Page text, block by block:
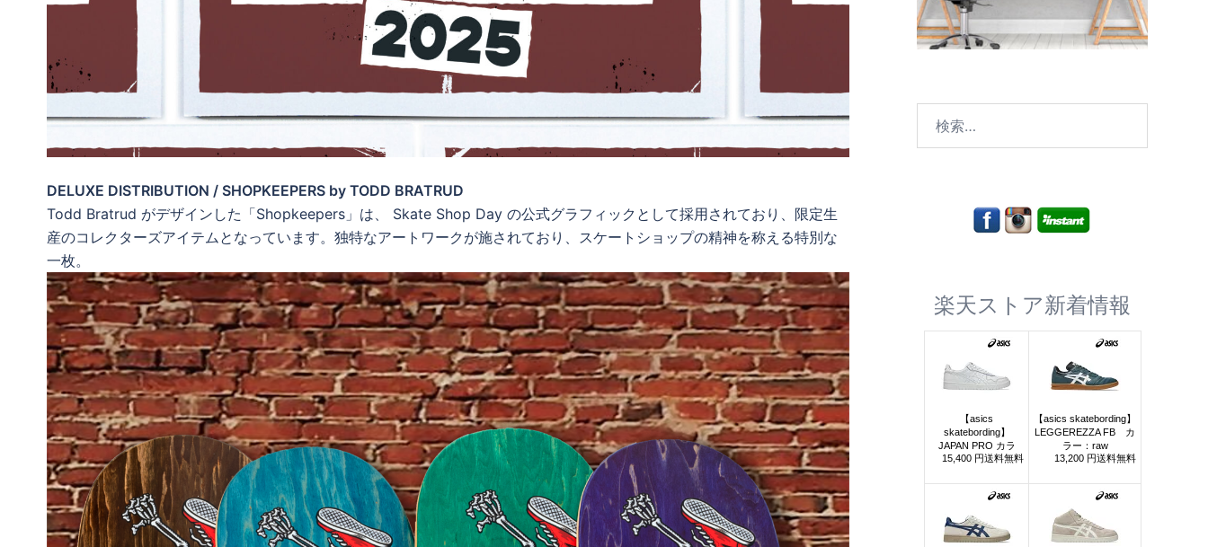
DELUXE DISTRIBUTION / SHOPKEEPERS by TODD BRATRUD
Todd Bratrud がデザインした「Shopkeepers」は、 Skate Shop Day の公式グラフィックとして採用されており、限定生
産のコレクターズアイテムとなっています。独特なアートワークが施されており、スケートショップの精神を称える特別な
一枚。
楽天ストア新着情報